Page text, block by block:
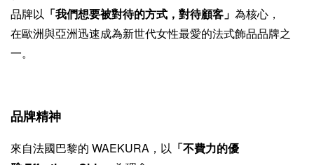
品牌以 「我們想要被對待的方式，對待顧客」 為核心，
在歐洲與亞洲迅速成為新世代女性最愛的法式飾品品牌之
一。
品牌精神
來自法國巴黎的 WAEKURA，以 「不費力的優